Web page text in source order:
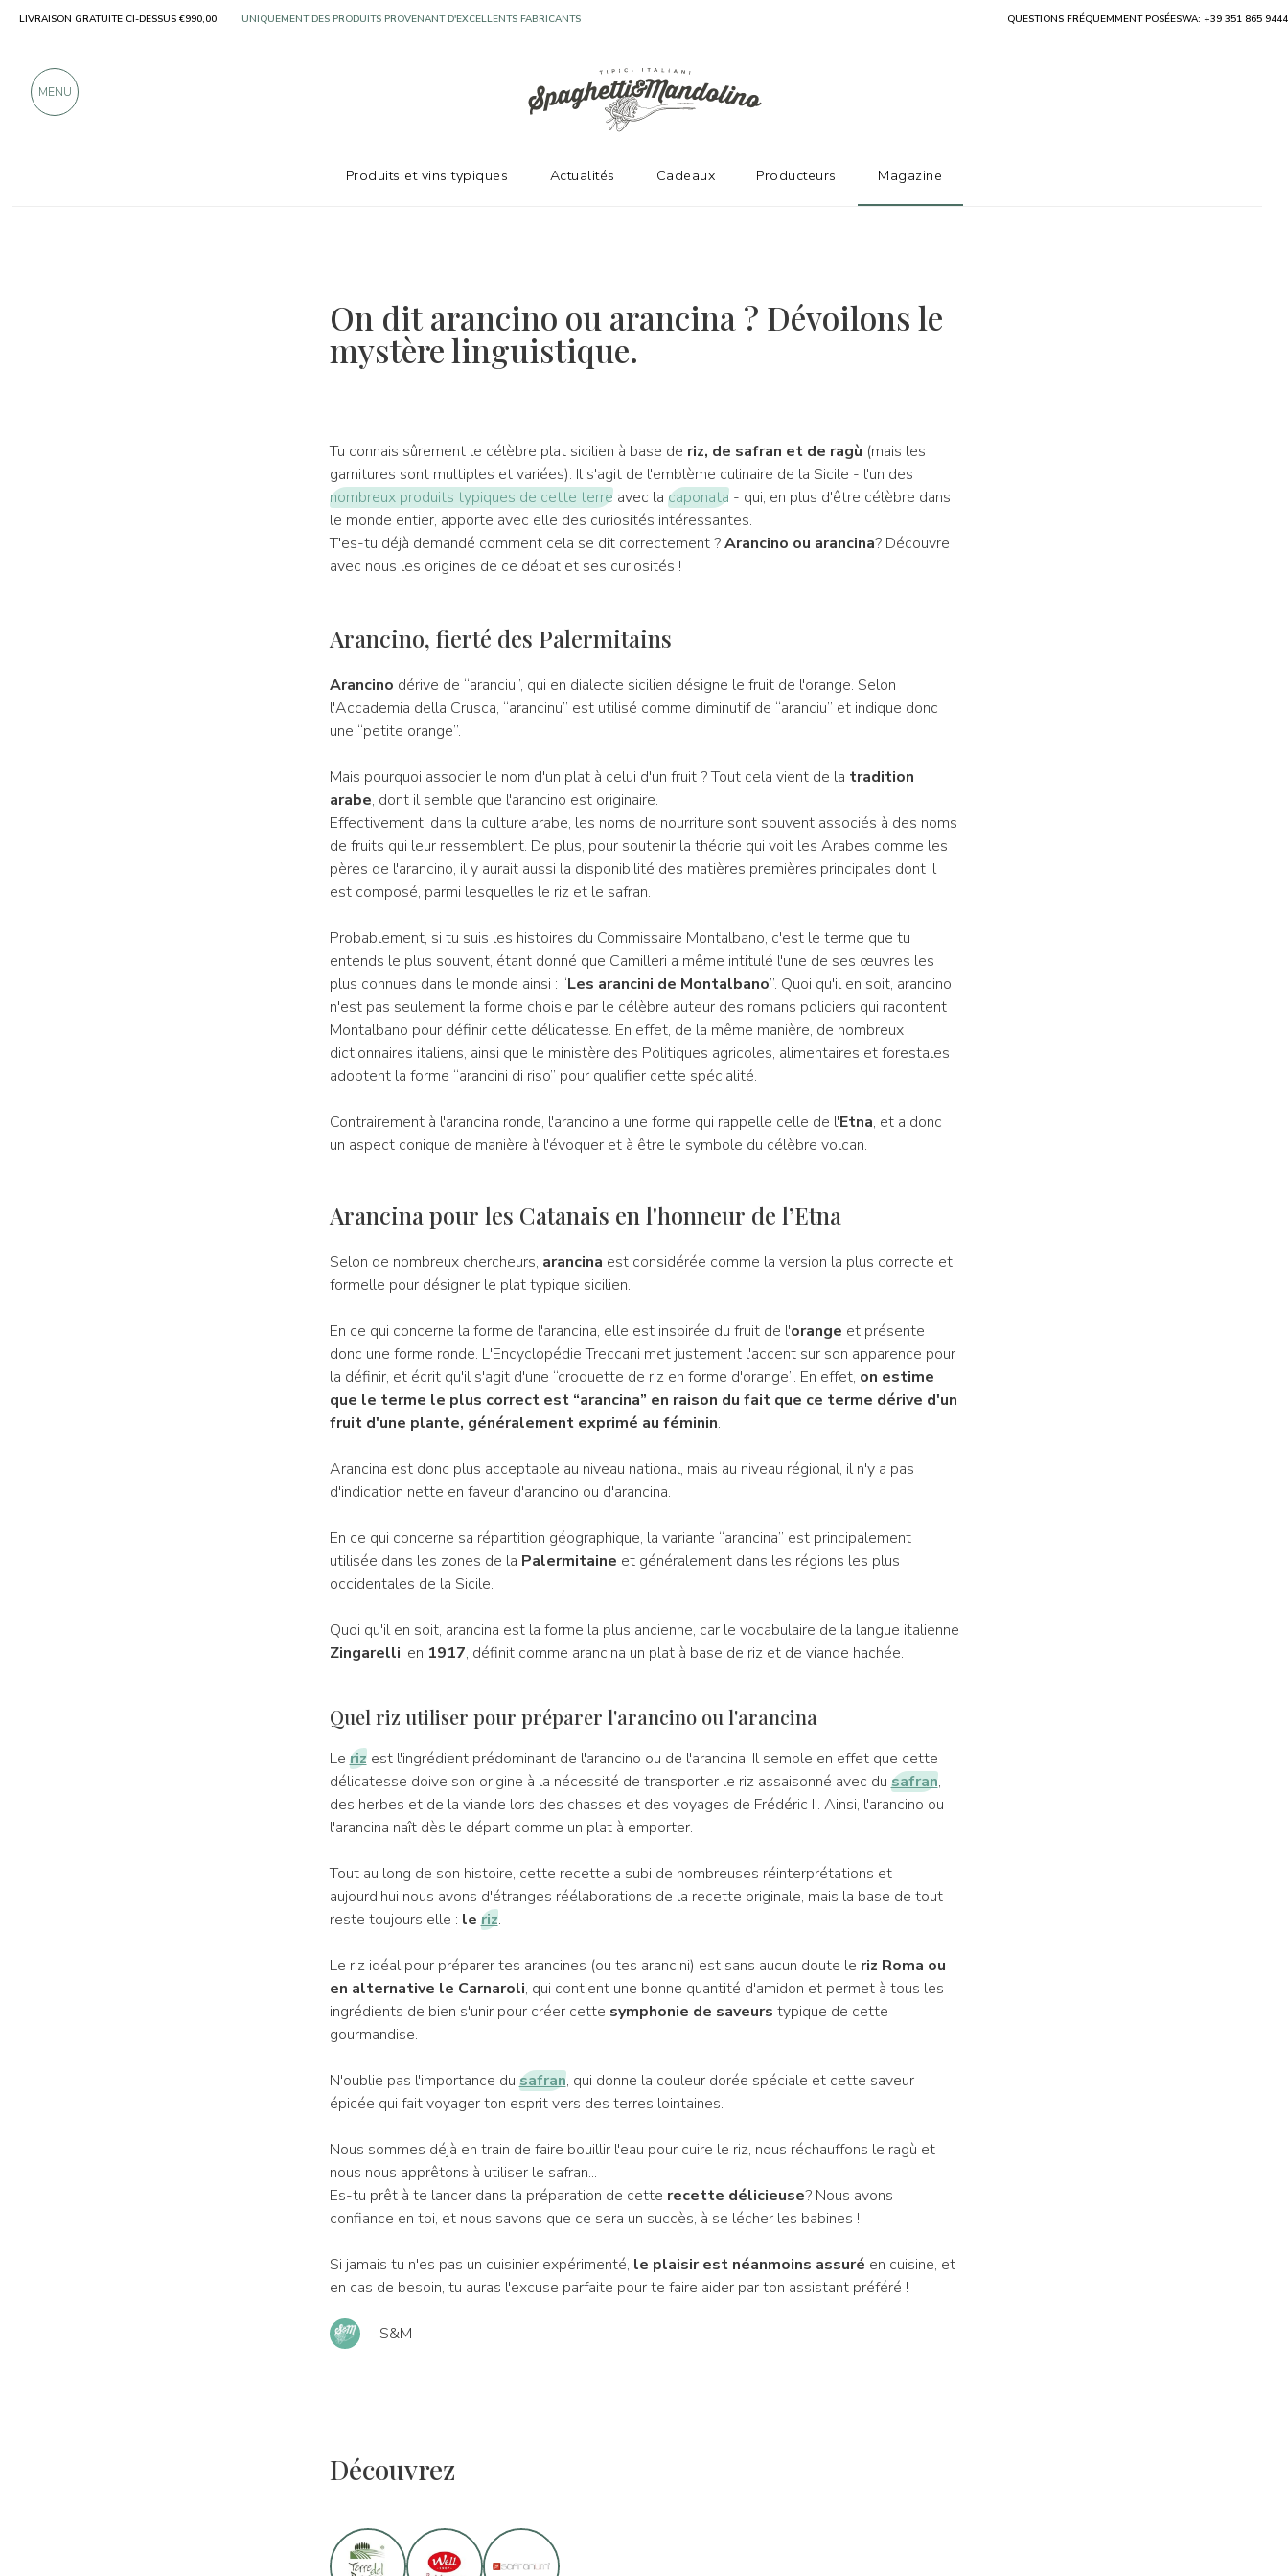
On dit arancino ou arancina ? Dévoilons le
mystère linguistique.
Tu connais sûrement le célèbre plat sicilien à base de riz, de safran et de ragù (mais les
garnitures sont multiples et variées). Il s'agit de l'emblème culinaire de la Sicile - l'un des
nombreux produits typiques de cette terreavec la caponata- qui, en plus d'être célèbre dans
le monde entier, apporte avec elle des curiosités intéressantes.
T'es-tu déjà demandé comment cela se dit correctement ?Arancino ou arancina? Découvre
avec nous les origines de ce débat et ses curiosités !
Arancino, fierté des Palermitains
Arancino dérive de “aranciu”, qui en dialecte sicilien désigne le fruit de l'orange. Selon
l'Accademia della Crusca, “arancinu” est utilisé comme diminutif de “aranciu” et indique donc
une “petite orange”.
Mais pourquoi associer le nom d'un plat à celui d'un fruit ? Tout cela vient de la tradition
arabe, dont il semble que l'arancino est originaire.
Effectivement, dans la culture arabe, les noms de nourriture sont souvent associés à des noms
de fruits qui leur ressemblent. De plus, pour soutenir la théorie qui voit les Arabes comme les
pères de l'arancino, il y aurait aussi la disponibilité des matières premières principales dont il
est composé, parmi lesquelles le riz et le safran.
Probablement, si tu suis les histoires du Commissaire Montalbano, c'est le terme que tu
entends le plus souvent, étant donné que Camilleri a même intitulé l'une de ses œuvres les
plus connues dans le monde ainsi : “Les arancini de Montalbano”. Quoi qu'il en soit, arancino
n'est pas seulement la forme choisie par le célèbre auteur des romans policiers qui racontent
Montalbano pour définir cette délicatesse. En effet, de la même manière, de nombreux
dictionnaires italiens, ainsi que le ministère des Politiques agricoles, alimentaires et forestales
adoptent la forme “arancini di riso” pour qualifier cette spécialité.
Contrairement à l'arancina ronde, l'arancino a une forme qui rappelle celle de l'Etna, et a donc
un aspect conique de manière à l'évoquer et à être le symbole du célèbre volcan.
Arancina pour les Catanais en l'honneur de l’Etna
Selon de nombreux chercheurs, arancina est considérée comme la version la plus correcte et
formelle pour désigner le plat typique sicilien.
En ce qui concerne la forme de l'arancina, elle est inspirée du fruit de l'orange et présente
donc une forme ronde. L'Encyclopédie Treccani met justement l'accent sur son apparence pour
la définir, et écrit qu'il s'agit d'une “croquette de riz en forme d'orange”. En effet, on estime
que le terme le plus correct est “arancina” en raison du fait que ce terme dérive d'un
fruit d'une plante, généralement exprimé au féminin.
Arancina est donc plus acceptable au niveau national, mais au niveau régional, il n'y a pas
d'indication nette en faveur d'arancino ou d'arancina.
En ce qui concerne sa répartition géographique, la variante “arancina” est principalement
utilisée dans les zones de la Palermitaine et généralement dans les régions les plus
occidentales de la Sicile.
Quoi qu'il en soit, arancina est la forme la plus ancienne, car le vocabulaire de la langue italienne
Zingarelli, en 1917, définit comme arancina un plat à base de riz et de viande hachée.
Quel riz utiliser pour préparer l'arancino ou l'arancina
Le rizest l'ingrédient prédominant de l'arancino ou de l'arancina. Il semble en effet que cette
délicatesse doive son origine à la nécessité de transporter le riz assaisonné avec du safran,
des herbes et de la viande lors des chasses et des voyages de Frédéric II. Ainsi, l'arancino ou
l'arancina naît dès le départ comme un plat à emporter.
Tout au long de son histoire, cette recette a subi de nombreuses réinterprétations et
aujourd'hui nous avons d'étranges réélaborations de la recette originale, mais la base de tout
reste toujours elle : le riz.
Le riz idéal pour préparer tes arancines (ou tes arancini) est sans aucun doute le riz Roma ou
en alternative le Carnaroli, qui contient une bonne quantité d'amidon et permet à tous les
ingrédients de bien s'unir pour créer cette symphonie de saveurs typique de cette
gourmandise.
N'oublie pas l'importance du safran, qui donne la couleur dorée spéciale et cette saveur
épicée qui fait voyager ton esprit vers des terres lointaines.
Nous sommes déjà en train de faire bouillir l'eau pour cuire le riz, nous réchauffons le ragù et
nous nous apprêtons à utiliser le safran...
Es-tu prêt à te lancer dans la préparation de cette recette délicieuse? Nous avons
confiance en toi, et nous savons que ce sera un succès, à se lécher les babines !
Si jamais tu n'es pas un cuisinier expérimenté, le plaisir est néanmoins assuré en cuisine, et
en cas de besoin, tu auras l'excuse parfaite pour te faire aider par ton assistant préféré !
S&M
Découvrez
LIVRAISON GRATUITE CI-DESSUS €990,00 UNIQUEMENT DES PRODUITS PROVENANT D'EXCELLENTS FABRICANTS QUESTIONS FRÉQUEMMENT POSÉESWA: +39 351 865 9444
MENU
Produits et vins typiques Actualités Cadeaux Producteurs Magazine